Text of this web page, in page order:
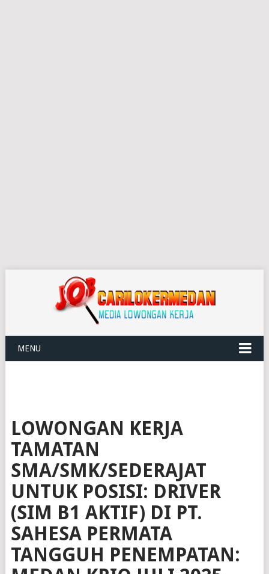
MENU
LOWONGAN KERJA
TAMATAN
SMA/SMK/SEDERAJAT
UNTUK POSISI: DRIVER
(SIM B1 AKTIF) DI PT.
SAHESA PERMATA
TANGGUH PENEMPATAN: